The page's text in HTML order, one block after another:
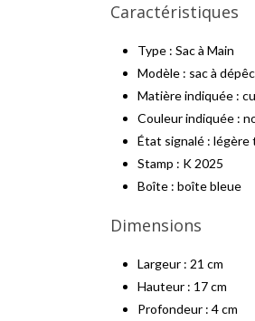
Caractéristiques
Type : Sac à Main
Modèle : sac à
Matière indiquée :
Couleur indiquée :
État signalé : légère
Stamp : K 2025
Boîte : boîte bleue
Dimensions
Largeur : 21 cm
Hauteur : 17 cm
Profondeur : 4 cm